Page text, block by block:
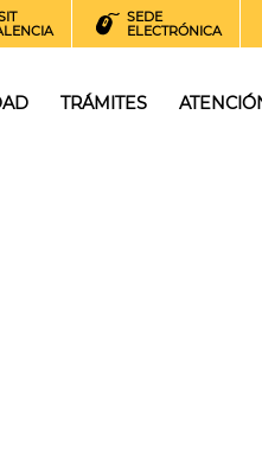
SEDE
ELECTRÓNICA
TRÁMITES